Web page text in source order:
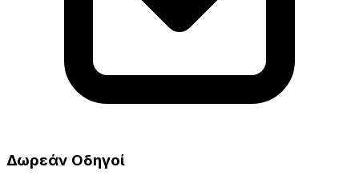
Δωρεάν Οδηγοί